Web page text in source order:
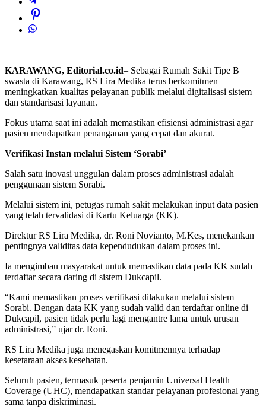
KARAWANG, Editorial.co.id– Sebagai Rumah Sakit Tipe B
swasta di Karawang, RS Lira Medika terus berkomitmen
meningkatkan kualitas pelayanan publik melalui digitalisasi sistem
dan standarisasi layanan.
Fokus utama saat ini adalah memastikan efisiensi administrasi agar
pasien mendapatkan penanganan yang cepat dan akurat.
Verifikasi Instan melalui Sistem ‘Sorabi’
Salah satu inovasi unggulan dalam proses administrasi adalah
penggunaan sistem Sorabi.
Melalui sistem ini, petugas rumah sakit melakukan input data pasien
yang telah tervalidasi di Kartu Keluarga (KK).
Direktur RS Lira Medika, dr. Roni Novianto, M.Kes, menekankan
pentingnya validitas data kependudukan dalam proses ini.
Ia mengimbau masyarakat untuk memastikan data pada KK sudah
terdaftar secara daring di sistem Dukcapil.
“Kami memastikan proses verifikasi dilakukan melalui sistem
Sorabi. Dengan data KK yang sudah valid dan terdaftar online di
Dukcapil, pasien tidak perlu lagi mengantre lama untuk urusan
administrasi,” ujar dr. Roni.
RS Lira Medika juga menegaskan komitmennya terhadap
kesetaraan akses kesehatan.
Seluruh pasien, termasuk peserta penjamin Universal Health
Coverage (UHC), mendapatkan standar pelayanan profesional yang
sama tanpa diskriminasi.